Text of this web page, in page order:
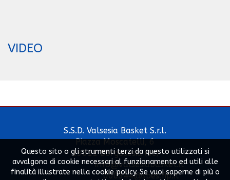
VIDEO
S.S.D. Valsesia Basket S.r.l.
Piazza Moscatelli, 6
13011 Borgosesia (Vc)
info@valsesiabasket.it
000344@spes.fip.it
Questo sito o gli strumenti terzi da questo utilizzati si
avvalgono di cookie necessari al funzionamento ed utili alle
finalità illustrate nella cookie policy. Se vuoi saperne di più o